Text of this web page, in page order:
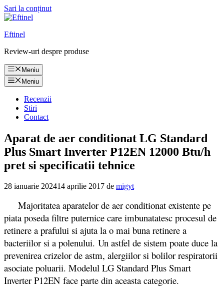
Sari la conținut
Eftinel
Review-uri despre produse
Meniu
Meniu
Recenzii
Stiri
Contact
Aparat de aer conditionat LG Standard
Plus Smart Inverter P12EN 12000 Btu/h
pret si specificatii tehnice
28 ianuarie 202414 aprilie 2017 de migyt
Majoritatea aparatelor de aer conditionat existente pe
piata poseda filtre puternice care imbunatatesc procesul de
retinere a prafului si ajuta la o mai buna retinere a
bacteriilor si a polenului. Un astfel de sistem poate duce la
prevenirea crizelor de astm, alergiilor si bolilor respiratorii
asociate poluarii. Modelul LG Standard Plus Smart
Inverter P12EN face parte din aceasta categorie.